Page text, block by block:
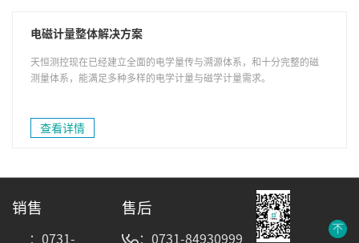
电磁计量整体解决方案
天恒测控现在已经建立全面的电学量传与溯源体系，和十分完整的磁
测量体系，能满足多种多样的电学计量与磁学计量需求。
查看详情
销售
：0731-
售后
：0731-84930999